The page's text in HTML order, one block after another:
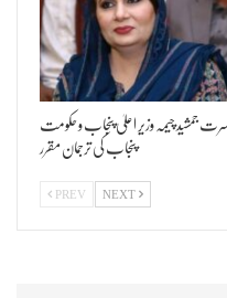
جمشید چیمہ وزیر اعلیٰ پنجاب و حکومت
پنجاب کی ترجمان مقرر
PREV NEXT